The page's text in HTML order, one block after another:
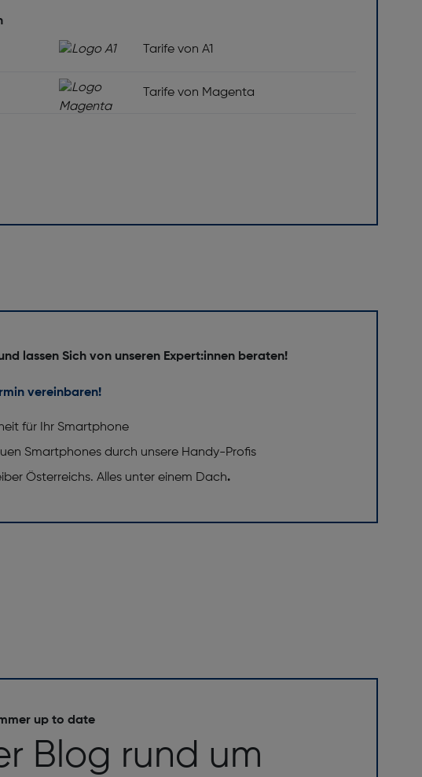
Tarife von A1
Tarife von Magenta
lassen Sich von unseren Expert:innen beraten!
vereinbaren!
für Ihr Smartphone
Smartphones durch unsere Handy-Profis
Österreichs. Alles unter einem Dach.
up to date
Blog rund um